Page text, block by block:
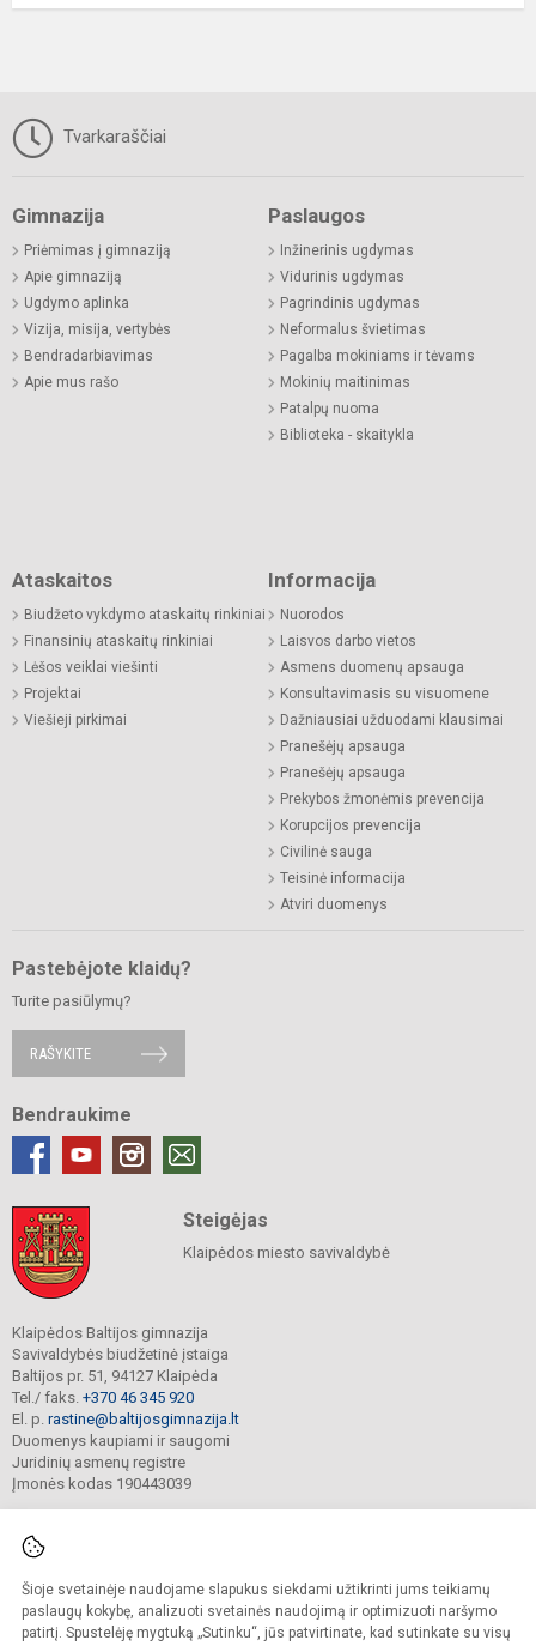
Šioje svetainėje naudojame slapukus siekdami užtikrinti jums teikiamų
paslaugų kokybę, analizuoti svetainės naudojimą ir optimizuoti naršymo
patirtį. Spustelėję mygtuką „Sutinku“, jūs patvirtinate, kad sutinkate su visų
Tvarkaraščiai
Gimnazija
Priėmimas į gimnaziją
Apie gimnaziją
Ugdymo aplinka
Vizija, misija, vertybės
Bendradarbiavimas
Apie mus rašo
Paslaugos
Inžinerinis ugdymas
Vidurinis ugdymas
Pagrindinis ugdymas
Neformalus švietimas
Pagalba mokiniams ir tėvams
Mokinių maitinimas
Patalpų nuoma
Biblioteka - skaitykla
Ataskaitos
Biudžeto vykdymo ataskaitų rinkiniai
Finansinių ataskaitų rinkiniai
Lėšos veiklai viešinti
Projektai
Viešieji pirkimai
Informacija
Nuorodos
Laisvos darbo vietos
Asmens duomenų apsauga
Konsultavimasis su visuomene
Dažniausiai užduodami klausimai
Pranešėjų apsauga
Pranešėjų apsauga
Prekybos žmonėmis prevencija
Korupcijos prevencija
Civilinė sauga
Teisinė informacija
Atviri duomenys
Pastebėjote klaidų?
Turite pasiūlymų?
RAŠYKITE
Bendraukime
Steigėjas
Klaipėdos miesto savivaldybė
Klaipėdos Baltijos gimnazija
Savivaldybės biudžetinė įstaiga
Baltijos pr. 51, 94127 Klaipėda
Tel./ faks. +370 46 345 920
El. p. rastine@baltijosgimnazija.lt
Duomenys kaupiami ir saugomi
Juridinių asmenų registre
Įmonės kodas 190443039
© 2021. Klaipėdos Baltijos gimnazija. Visos teisės saugomos.
Kopijuoti turinį be raštiško gimnazijos sutikimo griežtai draudžiama.
Prieinamumo paraiška Slapukų valdymas